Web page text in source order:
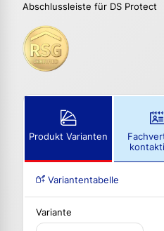
Abschlussleiste für DS Protect
Produkt Varianten
Variantentabelle
Variante